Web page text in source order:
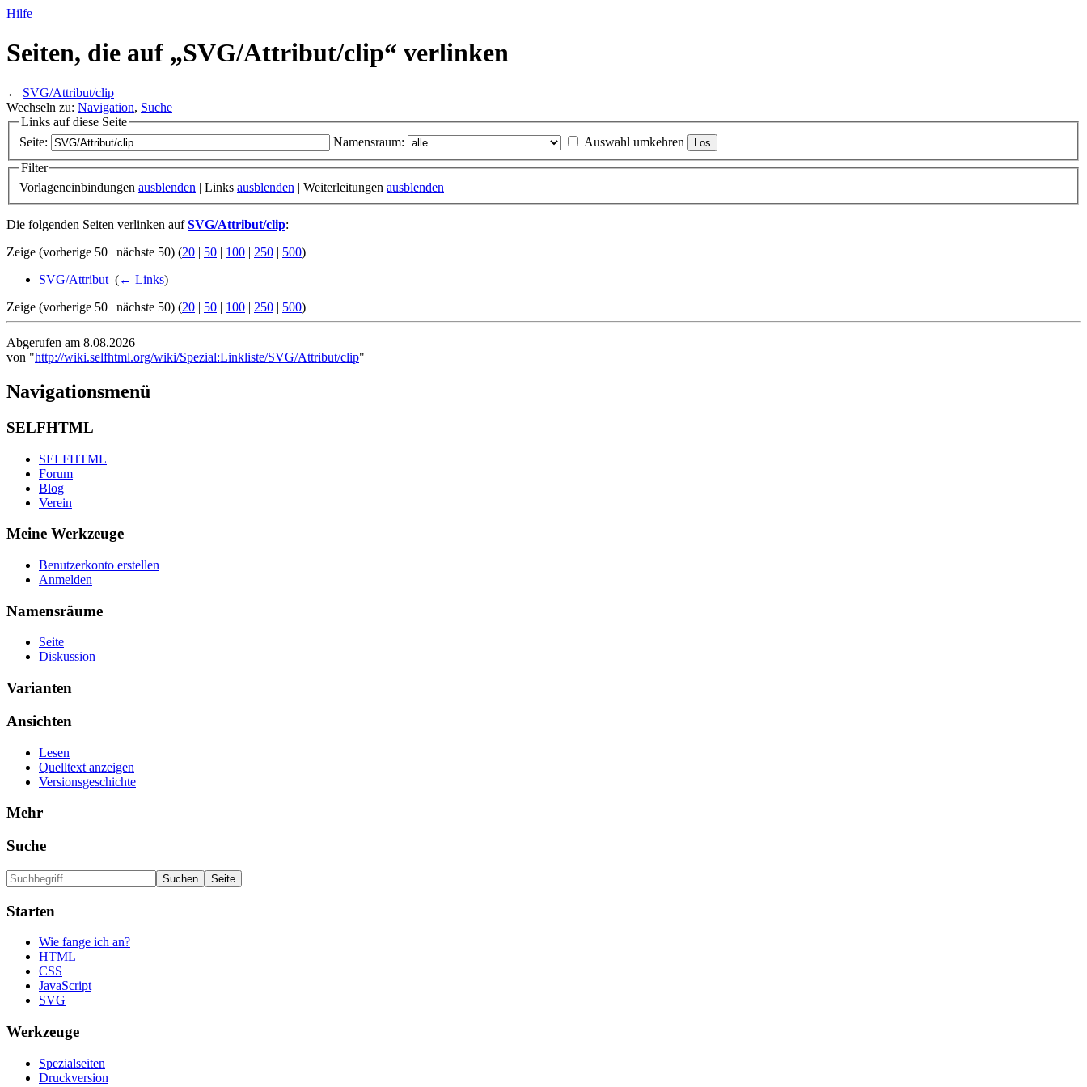
Hilfe
Seiten, die auf „SVG/Attribut/clip“ verlinken
← SVG/Attribut/clip
Wechseln zu: Navigation, Suche
Links auf diese Seite
Seite:
Namensraum:
Auswahl umkehren
Filter
Vorlageneinbindungen ausblenden | Links ausblenden | Weiterleitungen ausblenden
Die folgenden Seiten verlinken aufSVG/Attribut/clip:
Zeige (vorherige 50 | nächste 50) (20 | 50 | 100 | 250 | 500)
SVG/Attribut (← Links)
Zeige (vorherige 50 | nächste 50) (20 | 50 | 100 | 250 | 500)
Abgerufen am 8.08.2026
von "http://wiki.selfhtml.org/wiki/Spezial:Linkliste/SVG/Attribut/clip"
Navigationsmenü
SELFHTML
SELFHTML
Forum
Blog
Verein
Meine Werkzeuge
Benutzerkonto erstellen
Anmelden
Namensräume
Seite
Diskussion
Varianten
Ansichten
Lesen
Quelltext anzeigen
Versionsgeschichte
Mehr
Suche
Starten
Wie fange ich an?
HTML
CSS
JavaScript
SVG
Werkzeuge
Spezialseiten
Druckversion